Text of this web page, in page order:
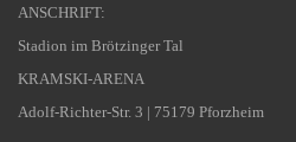
ANSCHRIFT:
Stadion im Brötzinger Tal
KRAMSKI-ARENA
Adolf-Richter-Str. 3 | 75179 Pforzheim